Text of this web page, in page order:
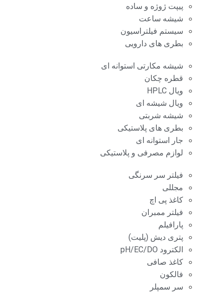
پیپت ژوژه و ساده
شیشه ساعت
سیستم فیلتراسیون
بطری های دارویی
شیشه مکارتی استوانه ای
قطره چکان
ویال HPLC
ویال شیشه ای
شیشه شربتی
بطری های پلاستیکی
جار استوانه ای
لوازم مصرفی و پلاستیکی
فیلتر سر سرنگی
مجللی
کاغذ پی اچ
فیلتر ممبران
پارافیلم
پتری دیش (پلیت)
الکترود pH/EC/DO
کاغذ صافی
فالکون
سر سمپلر